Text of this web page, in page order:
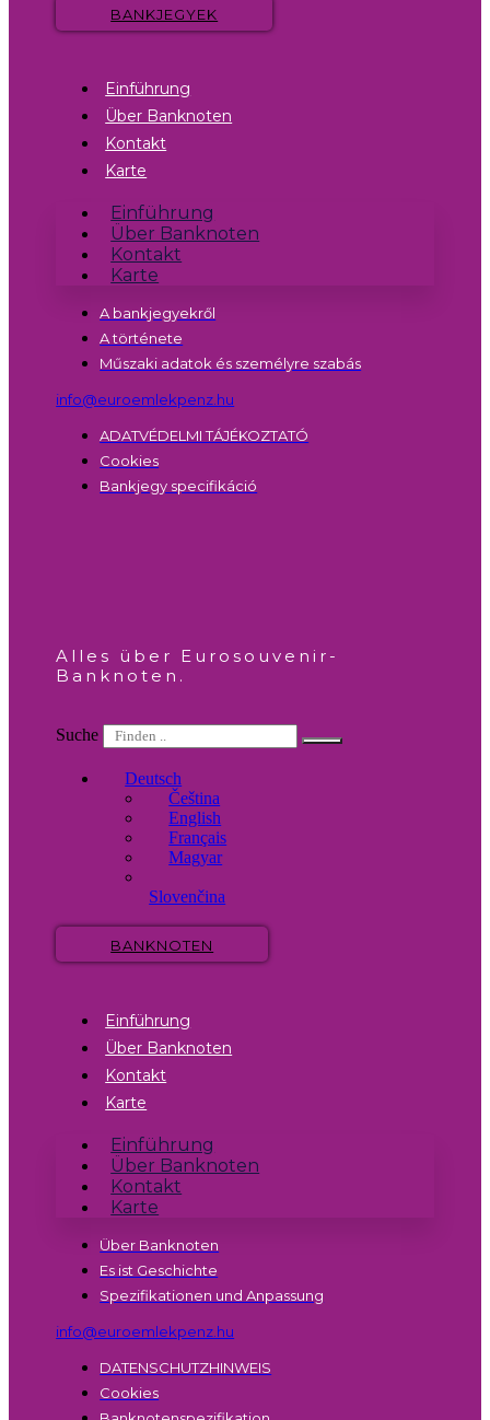
BANKJEGYEK
Einführung
Über Banknoten
Kontakt
Karte
Einführung
Über Banknoten
Kontakt
Karte
A bankjegyekről
A története
Műszaki adatok és személyre szabás
info@euroemlekpenz.hu
ADATVÉDELMI TÁJÉKOZTATÓ
Cookies
Bankjegy specifikáció
Alles über Eurosouvenir-
Banknoten.
Suche
Deutsch
Čeština
English
Français
Magyar
Slovenčina
BANKNOTEN
Einführung
Über Banknoten
Kontakt
Karte
Einführung
Über Banknoten
Kontakt
Karte
Über Banknoten
Es ist Geschichte
Spezifikationen und Anpassung
info@euroemlekpenz.hu
DATENSCHUTZHINWEIS
Cookies